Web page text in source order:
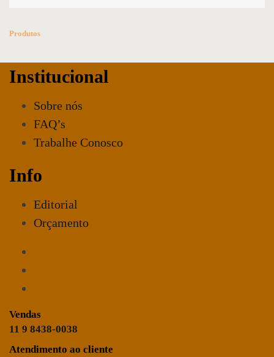
Produtos
Institucional
Sobre nós
FAQ’s
Trabalhe Conosco
Info
Editorial
Orçamento
Vendas
11 9 8438-0038
Atendimento ao cliente